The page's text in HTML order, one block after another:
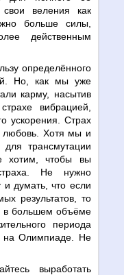
веления как
больше силы,
действенным
определённого
Но, как мы уже
карму, насытив
вибрацией,
ускорения. Страх
любовь. Хотя мы и
трансмутации
хотим, чтобы вы
Не нужно
думать, что если
результатов, то
в большем объёме
периода
на Олимпиаде. Не
выработать